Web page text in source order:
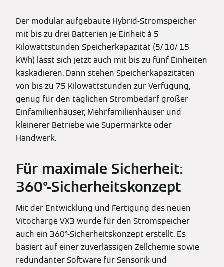
Der modular aufgebaute Hybrid-Stromspeicher
mit bis zu drei Batterien je Einheit à 5
Kilowattstunden Speicherkapazität (5/ 10/ 15
kWh) lässt sich jetzt auch mit bis zu fünf Einheiten
kaskadieren. Dann stehen Speicherkapazitäten
von bis zu 75 Kilowattstunden zur Verfügung,
genug für den täglichen Strombedarf großer
Einfamilienhäuser, Mehrfamilienhäuser und
kleinerer Betriebe wie Supermärkte oder
Handwerk.
Für maximale Sicherheit:
360°-Sicherheitskonzept
Mit der Entwicklung und Fertigung des neuen
Vitocharge VX3 wurde für den Stromspeicher
auch ein 360°-Sicherheitskonzept erstellt. Es
basiert auf einer zuverlässigen Zellchemie sowie
redundanter Software für Sensorik und